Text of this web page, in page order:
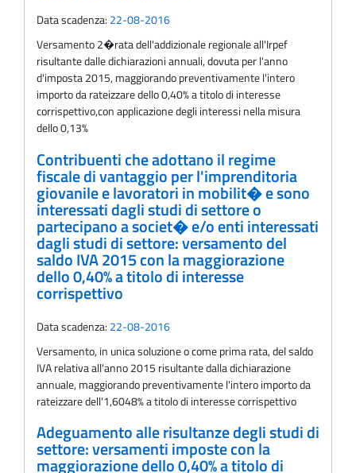
Data scadenza: 22-08-2016
Versamento 2�rata dell'addizionale regionale all'Irpef
risultante dalle dichiarazioni annuali, dovuta per l'anno
d'imposta 2015, maggiorando preventivamente l'intero
importo da rateizzare dello 0,40% a titolo di interesse
corrispettivo,con applicazione degli interessi nella misura
dello 0,13%
Contribuenti che adottano il regime
fiscale di vantaggio per l'imprenditoria
giovanile e lavoratori in mobilit� e sono
interessati dagli studi di settore o
partecipano a societ� e/o enti interessati
dagli studi di settore: versamento del
saldo IVA 2015 con la maggiorazione
dello 0,40% a titolo di interesse
corrispettivo
Data scadenza: 22-08-2016
Versamento, in unica soluzione o come prima rata, del saldo
IVA relativa all'anno 2015 risultante dalla dichiarazione
annuale, maggiorando preventivamente l'intero importo da
rateizzare dell'1,6048% a titolo di interesse corrispettivo
Adeguamento alle risultanze degli studi di
settore: versamenti imposte con la
maggiorazione dello 0,40% a titolo di